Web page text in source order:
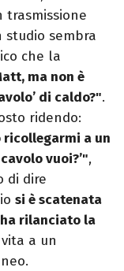
trasmissione
studio sembra
che la
ma non è
di caldo?".
ridendo:
ricollegarmi a un
vuoi?’",
di dire
si è scatenata
ha rilanciato la
a un